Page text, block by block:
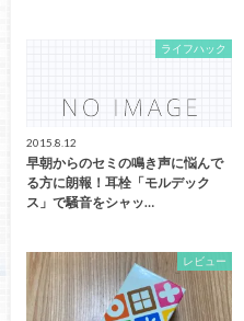
ライフハック
2015.8.12
早朝からのセミの鳴き声に悩んで
る方に朗報！耳栓「モルデック
ス」で騒音をシャッ…
レビュー